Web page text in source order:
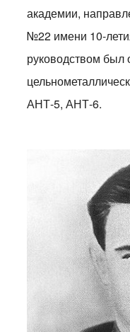
академии,
№22 имени 10-
руководством был
АНТ-5, АНТ-6.